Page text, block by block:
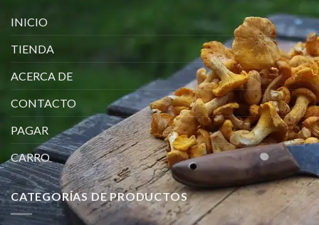
INICIO
TIENDA
ACERCA DE
CONTACTO
PAGAR
CARRO
CATEGORÍAS DE PRODUCTOS